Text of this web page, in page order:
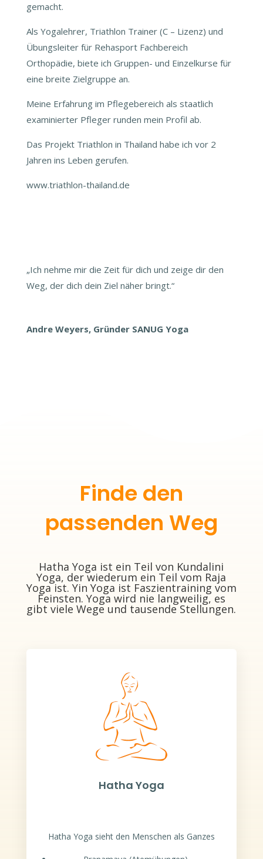
gemacht.
Als Yogalehrer, Triathlon Trainer (C – Lizenz) und
Übungsleiter für Rehasport Fachbereich
Orthopädie, biete ich Gruppen- und Einzelkurse für
eine breite Zielgruppe an.
Meine Erfahrung im Pflegebereich als staatlich
examinierter Pfleger runden mein Profil ab.
Das Projekt Triathlon in Thailand habe ich vor 2
Jahren ins Leben gerufen.
www.triathlon-thailand.de
„Ich nehme mir die Zeit für dich und zeige dir den
Weg, der dich dein Ziel näher bringt.“
Andre Weyers, Gründer SANUG Yoga
Finde den
passenden Weg
Hatha Yoga ist ein Teil von Kundalini
Yoga, der wiederum ein Teil vom Raja
Yoga ist. Yin Yoga ist Faszientraining vom
Feinsten. Yoga wird nie langweilig, es
gibt viele Wege und tausende Stellungen.
Hatha Yoga
Hatha Yoga sieht den Menschen als Ganzes